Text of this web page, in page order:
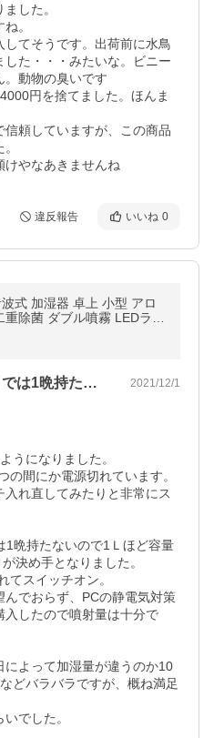
した。
。
てそうです。出荷前に水鳥
た・・・みたいな。ビニー
。動物の臭いです
円を捨てました。ほんま
頼していますが、この商品
けやなあきませんね
違反報告 いいね 0
式 加湿器 卓上 小型 アロ
除菌 ダブル噴霧 LEDライ
用 空焚き防止 車載 オフィ
では1晩持た… 2021/12/1
うになりました。
の間にか電源切れています。
れ直してみたりと非常にス
1晩持たないので1Ｌほど容量
決め手となりました。
てスイッチオン。
でおらず、PCの静電気対策
入したので噴射量は十分で
よって加湿量が違うのか10
どバラバラですが、概ね満足
でした。